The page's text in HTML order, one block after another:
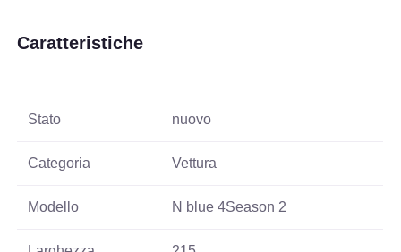
Caratteristiche
Stato nuovo
Categoria Vettura
Modello N blue 4Season 2